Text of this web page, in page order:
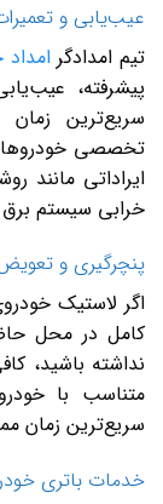
عیب‌یابی و
تیم امدادگر
سریع‌ترین زمان
تخصصی
ایراداتی مانند
خرابی سیستم برق
پنچرگیری و
اگر لاستیک
کامل در محل
نداشته باشید،
متناسب با
سریع‌ترین زمان
خدمات باتری